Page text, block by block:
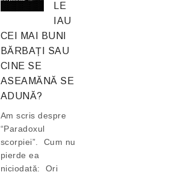
LE
IAU
CEI MAI BUNI
BĂRBAȚI SAU
CINE SE
ASEAMĂNĂ SE
ADUNĂ?
Am scris despre
“Paradoxul
scorpiei”. Cum nu
pierde ea
niciodată: Ori